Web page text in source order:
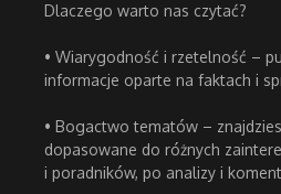
Dlaczego warto nas czytać?
• Wiarygodność i rzetelność –
informacje oparte na faktach i
• Bogactwo tematów –
dopasowane do różnych
i poradników, po analizy i